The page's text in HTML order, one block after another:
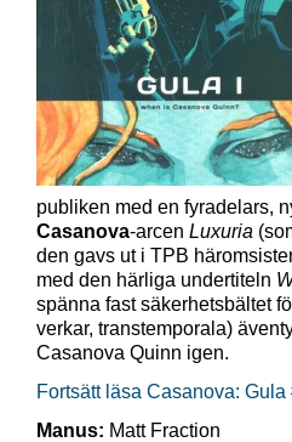
publiken med en fyradelars,
Casanova-arcen Luxuria
den gavs ut i TPB
med den härliga undertiteln
spänna fast säkerhetsbältet
verkar, transtemporala)
Casanova Quinn igen.
Fortsätt läsa Casanova: Gula
Manus: Matt Fraction